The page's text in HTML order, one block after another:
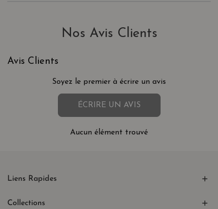
Nos Avis Clients
Avis Clients
Soyez le premier à écrire un avis
ÉCRIRE UN AVIS
Aucun élément trouvé
Liens Rapides
Collections